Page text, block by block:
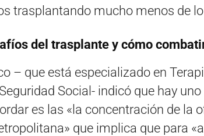
trasplantando mucho menos de
del trasplante y cómo
– que está especializado en
Social- indicó que hay
es las «la concentración de la
que implica que para